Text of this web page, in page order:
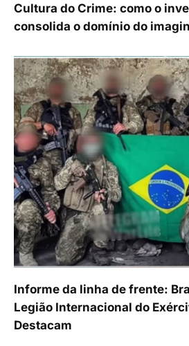
Cultura do Crime: como o
consolida o domínio do
Informe da linha de frente:
Legião Internacional do
Destacam